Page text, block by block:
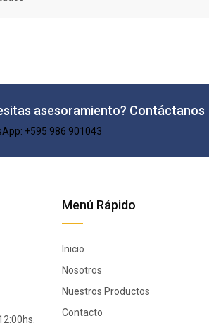
asesoramiento? Contáctanos
+595 986 901043​
Menú Rápido
Inicio
Nosotros
Nuestros Productos
Contacto